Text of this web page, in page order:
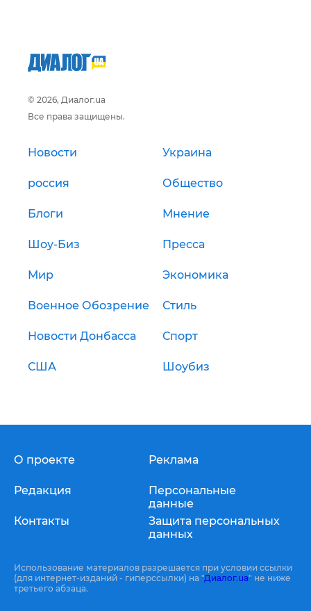
© 2026, Диалог.ua
Все права защищены.
Новости Украина
россия Общество
Блоги Мнение
Шоу-Биз Пресса
Мир Экономика
Военное Обозрение Стиль
Новости Донбасса Спорт
США Шоубиз
О проекте
Редакция
Контакты
Реклама
Персональные
данные
Защита персональных
данных
Использование материалов разрешается при условии ссылки
(для интернет-изданий - гиперссылки) на "Диалог.ua" не ниже
третьего абзаца.